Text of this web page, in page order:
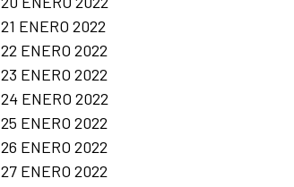
21 ENERO 2022
22 ENERO 2022
23 ENERO 2022
24 ENERO 2022
25 ENERO 2022
26 ENERO 2022
27 ENERO 2022